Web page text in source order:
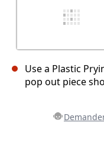
Use a Plastic
pop out piece